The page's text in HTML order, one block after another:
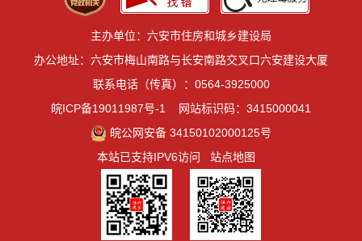
主办单位：六安市住房和城乡建设局
办公地址：六安市梅山南路与长安南路交叉口六安建设大厦
联系电话（传真）：0564-3925000
皖ICP备19011987号-1
网站标识码：3415000041
皖公网安备 34150102000125号
本站已支持IPV6访问
站点地图